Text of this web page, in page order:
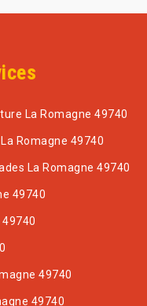
La Romagne 49740
Romagne 49740
La Romagne 49740
49740
49740
49740